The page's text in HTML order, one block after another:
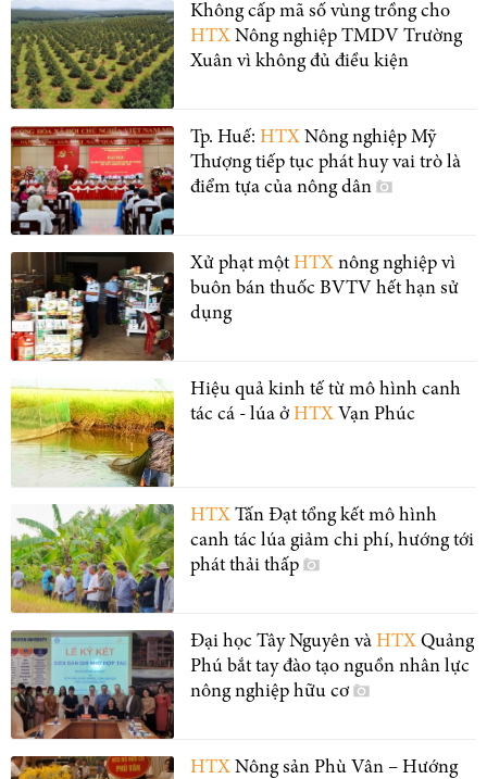
Không cấp mã số vùng trồng cho
HTX Nông nghiệp TMDV Trường
Xuân vì không đủ điều kiện
Tp. Huế: HTX Nông nghiệp Mỹ
Thượng tiếp tục phát huy vai trò là
điểm tựa của nông dân
Xử phạt một HTX nông nghiệp vì
buôn bán thuốc BVTV hết hạn sử
dụng
Hiệu quả kinh tế từ mô hình canh
tác cá - lúa ởHTX Vạn Phúc
HTX Tấn Đạt tổng kết mô hình
canh tác lúa giảm chi phí, hướng tới
phát thải thấp
Đại học Tây Nguyên và HTX Quảng
Phú bắt tay đào tạo nguồn nhân lực
nông nghiệp hữu cơ
HTX Nông sản Phù Vân – Hướng